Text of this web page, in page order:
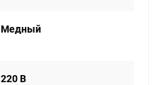
Медный
220 В